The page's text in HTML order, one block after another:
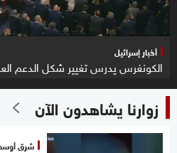
أخبار إسرائيل
الكونغرس يدرس تغيير شكل الدعم
زوارنا يشاهدون الآن
شرق